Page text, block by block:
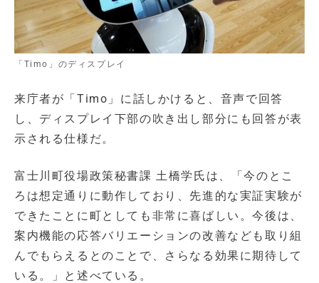
「Timo」のディスプレイ
来庁者が「Timo」に話しかけると、音声で回答
し、ディスプレイ下部の吹き出し部分にも回答が表
示される仕様だ。
富士川町役場政策秘書課 土橋学氏は、「今のとこ
ろは想定通りに動作しており、先進的な実証実験が
できたことに町としても非常に喜ばしい。今後は、
案内機能の応答バリエーションの改善なども取り組
んでもらえるとのことで、さらなる効果に期待して
いる。」と述べている。